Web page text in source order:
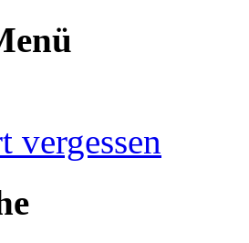
vergessen